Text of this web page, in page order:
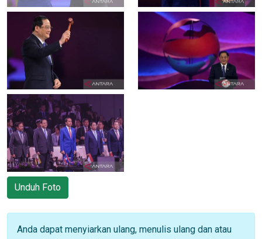
Unduh Foto
Anda dapat menyiarkan ulang, menulis ulang dan atau